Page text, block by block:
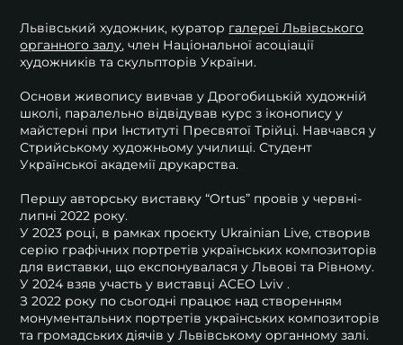
Львівський художник, куратор галереї Львівського
органного залу, член Національної асоціації
художників та скульпторів України.
Основи живопису вивчав у Дрогобицькій художній
школі, паралельно відвідував курс з іконопису у
майстерні при Інституті Пресвятої Трійці. Навчався у
Стрийському художньому училищі. Студент
Української академії друкарства.
Першу авторську виставку “Ortus” провів у червні-
липні 2022 року.
У 2023 році, в рамках проєкту Ukrainian Live, створив
серію графічних портретів українських композиторів
для виставки, що експонувалася у Львові та Рівному.
У 2024 взяв участь у виставці ACEO Lviv .
З 2022 року по сьогодні працює над створенням
монументальних портретів українських композиторів
та громадських діячів у Львівському органному залі.